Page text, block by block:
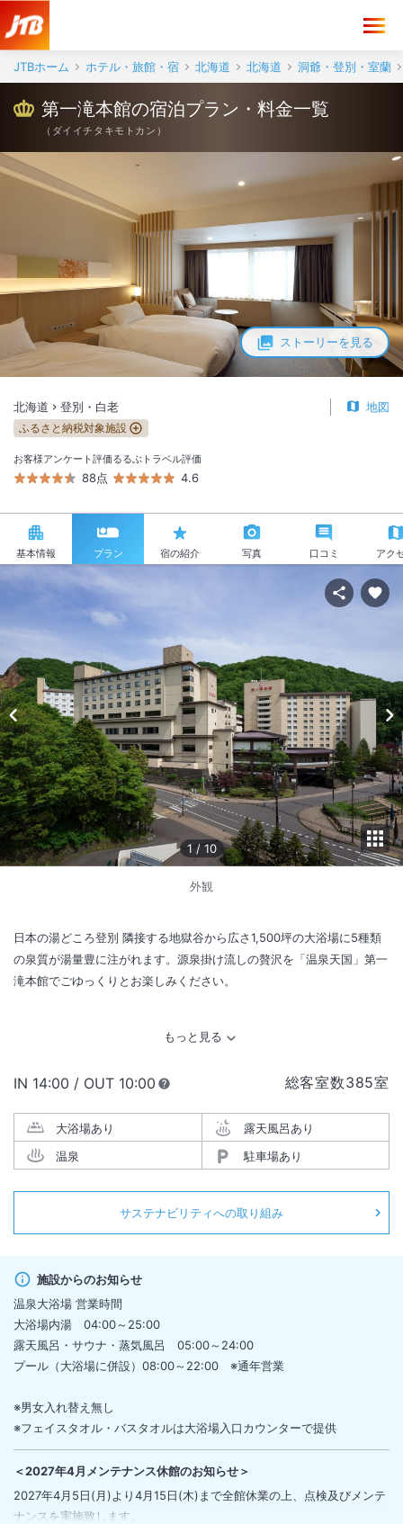
JTBホーム ホテル・旅館・宿 北海道 北海道 洞爺・登別・室蘭
ストーリーを見る
第一滝本館の宿泊プラン・料金一覧
（ ダイイチタキモトカン ）
北海道 登別・白老 地図
ふるさと納税対象施設
お客様アンケート評価
88点
るるぶトラベル評価
4.6
基本情報 プラン 宿の紹介 写真 口コミ アク
1 / 10
外観
日本の湯どころ登別 隣接する地獄谷から広さ1,500坪の大浴場に5種類
の泉質が湯量豊に注がれます。源泉掛け流しの贅沢を「温泉天国」第一
滝本館でごゆっくりとお楽しみください。
総客室数385室
IN チェックイン
14:00 / OUT チェックアウト
10:00
大浴場あり
露天風呂あり
温泉
駐車場あり
サステナビリティへの取り組み
施設からのお知らせ
温泉大浴場 営業時間
大浴場内湯 04:00～25:00
露天風呂・サウナ・蒸気風呂 05:00～24:00
プール（大浴場に併設）08:00～22:00 ※通年営業
※男女入れ替え無し
※フェイスタオル・バスタオルは大浴場入口カウンターで提供
＜2027年4月メンテナンス休館のお知らせ＞
2027年4月5日(月)より4月15日(木)まで全館休業の上、点検及びメンテ
ナンスを実施致します。